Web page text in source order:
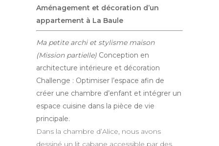
Aménagement et décoration d’un
appartement à La Baule
Ma petite archi et stylisme maison
(Mission partielle) Conception en
architecture intérieure et décoration
Challenge : Optimiser l’espace afin de
créer une chambre d’enfant et intégrer un
espace cuisine dans la pièce de vie
principale.
Dans la chambre d’Alice, nous avons
dessiné un lit cabane accessible par des